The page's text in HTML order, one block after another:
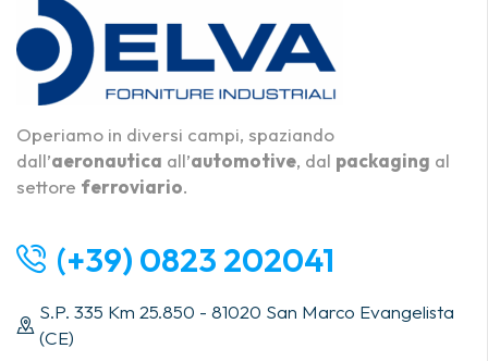
Operiamo in diversi campi, spaziando
dall’aeronautica all’automotive, dal packaging al
settore ferroviario.
(+39) 0823 202041
S.P. 335 Km 25.850 - 81020 San Marco Evangelista
(CE)